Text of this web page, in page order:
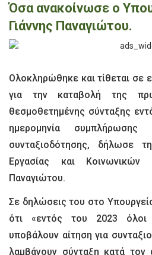
Όσα ανακοίνωσε ο
Γιάννης Παναγιώτου.
Ολοκληρώθηκε και τίθεται σε
για την καταβολή της
θεσμοθετημένης σύνταξης
ημερομηνία
συνταξιοδότησης, δήλωσε
Εργασίας και Κοινωνικών
Παναγιώτου.
Σε δηλώσεις του στο
ότι «εντός του 2023 όλοι
υποβάλουν αίτηση για
λαμβάνουν σύνταξη κατά